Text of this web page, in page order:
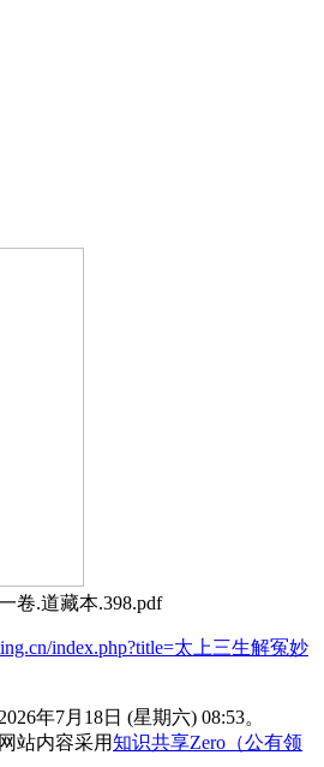
卷.道藏本.398.pdf
index.php?title=太上三生解冤妙
年7月18日 (星期六) 08:53。
站内容采用知识共享Zero（公有领